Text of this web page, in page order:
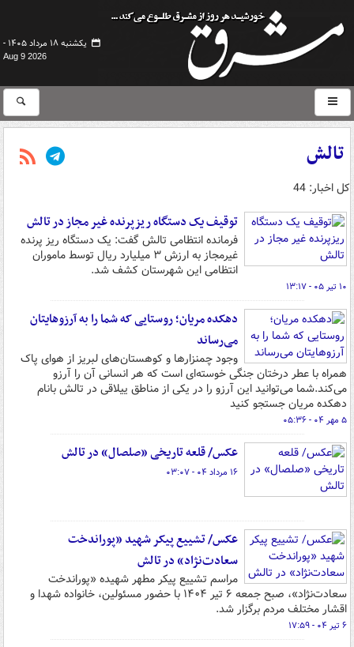
یکشنبه ۱۸ مرداد ۱۴۰۵ -
Aug 9 2026
تالش
کل اخبار: 44
توقیف یک دستگاه ریزپرنده غیر مجاز در تالش
فرمانده انتظامی تالش گفت: یک دستگاه ریز پرنده
غیرمجاز به ارزش ۳ میلیارد ریال توسط ماموران
انتظامی این شهرستان کشف شد.
۱۰ تیر ۰۵ - ۱۳:۱۷
دهکده مریان؛ روستایی که شما را به آرزوهایتان
می‌رساند
وجود چمنزارها و کوهستان‌های لبریز از هوای پاک
همراه با عطر درختان جنگی خوسته‌ای است که هر انسانی آن را آرزو
می‌کند.شما می‌توانید این آرزو را در یکی از مناطق ییلاقی در تالش بانام
دهکده مریان جستجو کنید
۵ مهر ۰۴ - ۰۵:۳۶
عکس/ قلعه تاریخی «صلصال» در تالش
۱۶ مرداد ۰۴ - ۰۳:۰۷
عکس/ تشییع پیکر شهید «پوراندخت
سعادت‌نژاد» در تالش
مراسم تشییع پیکر مطهر شهیده «پوراندخت
سعادت‌نژاد»، صبح جمعه ۶ تیر ۱۴۰۴ با حضور مسئولین، خانواده شهدا و
اقشار مختلف مردم برگزار شد.
۶ تیر ۰۴ - ۱۷:۵۹